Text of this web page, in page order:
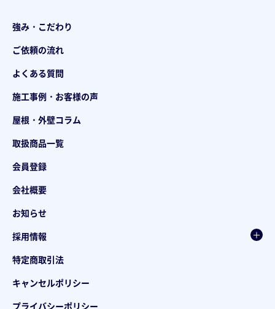
強み・こだわり
ご依頼の流れ
よくある質問
施工事例・お客様の声
屋根・外壁コラム
取扱商品一覧
会員登録
会社概要
お知らせ
採用情報
特定商取引法
キャンセルポリシー
プライバシーポリシー